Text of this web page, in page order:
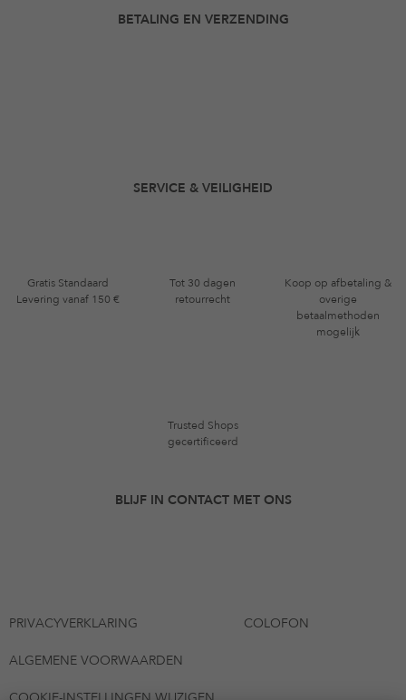
BETALING EN VERZENDING
SERVICE & VEILIGHEID
Gratis Standaard
Levering vanaf 150 €
Tot 30 dagen
retourrecht
Koop op afbetaling &
overige
betaalmethoden
mogelijk
Trusted Shops
gecertificeerd
BLIJF IN CONTACT MET ONS
PRIVACYVERKLARING COLOFON
ALGEMENE VOORWAARDEN